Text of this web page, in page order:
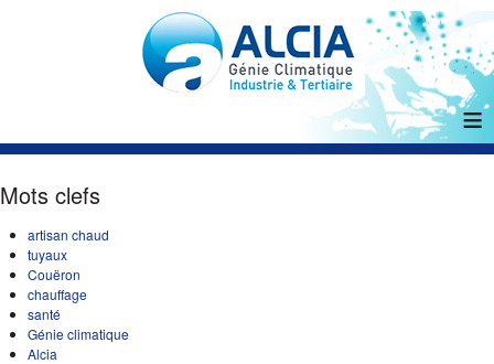
≡
Mots clefs
artisan chaud
tuyaux
Couëron
chauffage
santé
Génie climatique
Alcia